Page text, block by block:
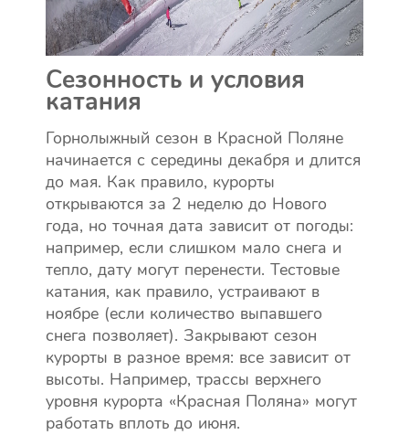
Сезонность и условия
катания
Горнолыжный сезон в Красной Поляне
начинается с середины декабря и длится
до мая. Как правило, курорты
открываются за 2 неделю до Нового
года, но точная дата зависит от погоды:
например, если слишком мало снега и
тепло, дату могут перенести. Тестовые
катания, как правило, устраивают в
ноябре (если количество выпавшего
снега позволяет). Закрывают сезон
курорты в разное время: все зависит от
высоты. Например, трассы верхнего
уровня курорта «Красная Поляна» могут
работать вплоть до июня.